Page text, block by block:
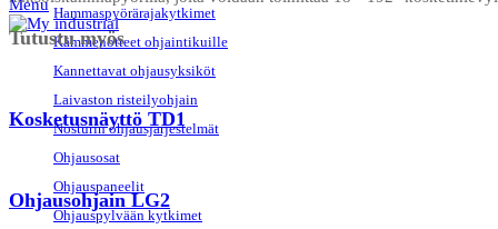
Menu Hammaspyörärajakytkimet
Kämmenotteet ohjaintikuille
Kannettavat ohjausyksiköt
Laivaston risteilyohjain
Nosturin ohjausjärjestelmät
Ohjausosat
Ohjauspaneelit
Ohjauspylvään kytkimet
Tutustu myös
Kosketusnäyttö TD1
Ohjausohjain LG2